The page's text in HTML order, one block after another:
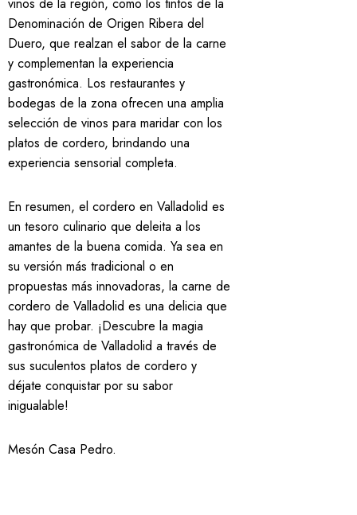
Denominación de Origen Ribera del
Duero, que realzan el sabor de la carne
y complementan la experiencia
gastronómica. Los restaurantes y
bodegas de la zona ofrecen una amplia
selección de vinos para maridar con los
platos de cordero, brindando una
experiencia sensorial completa.
En resumen, el cordero en Valladolid es
un tesoro culinario que deleita a los
amantes de la buena comida. Ya sea en
su versión más tradicional o en
propuestas más innovadoras, la carne de
cordero de Valladolid es una delicia que
hay que probar. ¡Descubre la magia
gastronómica de Valladolid a través de
sus suculentos platos de cordero y
déjate conquistar por su sabor
inigualable!
Mesón Casa Pedro.